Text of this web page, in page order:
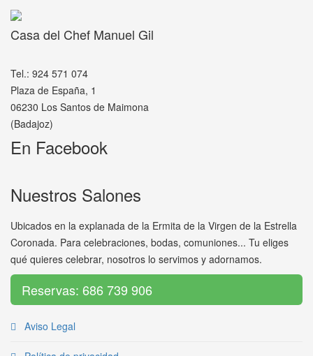
Casa del Chef Manuel Gil
Tel.: 924 571 074
Plaza de España, 1
06230 Los Santos de Maimona
(Badajoz)
En Facebook
Nuestros Salones
Ubicados en la explanada de la Ermita de la Virgen de la Estrella
Coronada. Para celebraciones, bodas, comuniones... Tu eliges
qué quieres celebrar, nosotros lo servimos y adornamos.
Reservas: 686 739 906
Aviso Legal